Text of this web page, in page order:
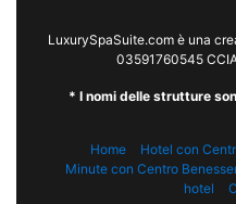
LuxurySpaSuite.com è una
03591760545
* I nomi delle strutture
Home Hotel con
Minute con Centro
hotel